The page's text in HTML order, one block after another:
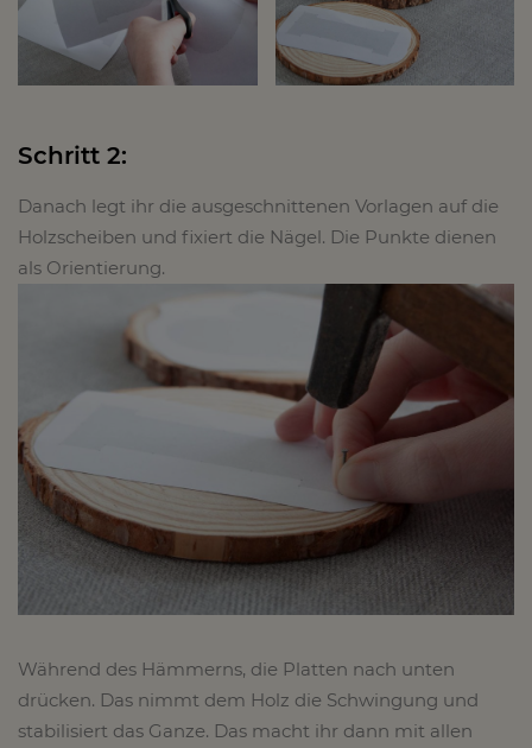
Schritt 2:
Danach legt ihr die ausgeschnittenen Vorlagen auf die
Holzscheiben und fixiert die Nägel. Die Punkte dienen
als Orientierung.
Während des Hämmerns, die Platten nach unten
drücken. Das nimmt dem Holz die Schwingung und
stabilisiert das Ganze. Das macht ihr dann mit allen